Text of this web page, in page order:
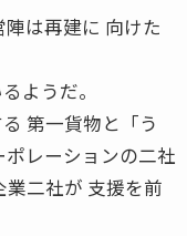
は再建に 向けた
ようだ。
第一貨物と「う
レーションの二社
二社が 支援を前